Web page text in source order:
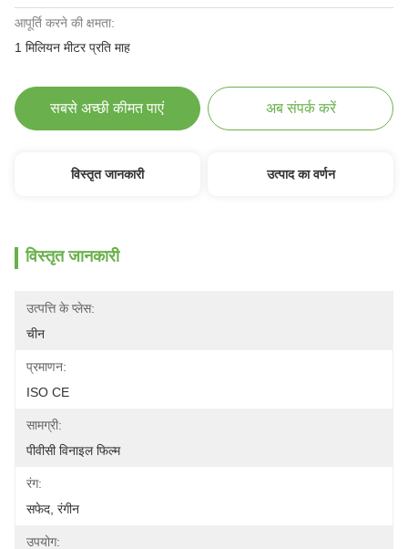
आपूर्ति करने की क्षमता:
1 मिलियन मीटर प्रति माह
सबसे अच्छी कीमत पाएं अब संपर्क करें
विस्तृत जानकारी उत्पाद का वर्णन
विस्तृत जानकारी
उत्पत्ति के प्लेस:
चीन
प्रमाणन:
ISO CE
सामग्री:
पीवीसी विनाइल फिल्म
रंग:
सफेद, रंगीन
उपयोग: